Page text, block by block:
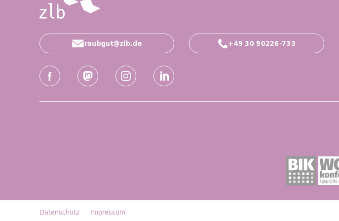
raubgut@zlb.de +49 30 90226-733
Social-Media Kanäle der ZLB
Datenschutz Impressum